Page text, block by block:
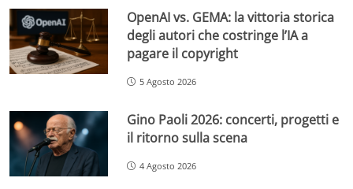
OpenAI vs. GEMA: la vittoria storica
degli autori che costringe l’IA a
pagare il copyright
5 Agosto 2026
Gino Paoli 2026: concerti, progetti e
il ritorno sulla scena
4 Agosto 2026